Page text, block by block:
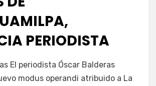
PERIODISTA
Servín
El periodista Óscar Balderas
modus operandi atribuido a La